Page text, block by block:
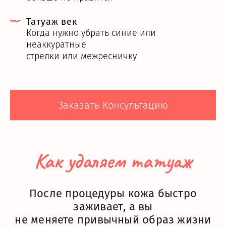
Татуаж век
Когда нужно убрать синие или
неаккуратные
стрелки или межресничку
Заказать Консультацию
Как удаляем татуаж
После процедуры кожа быстро
заживает, а вы
не меняете привычный образ жизни